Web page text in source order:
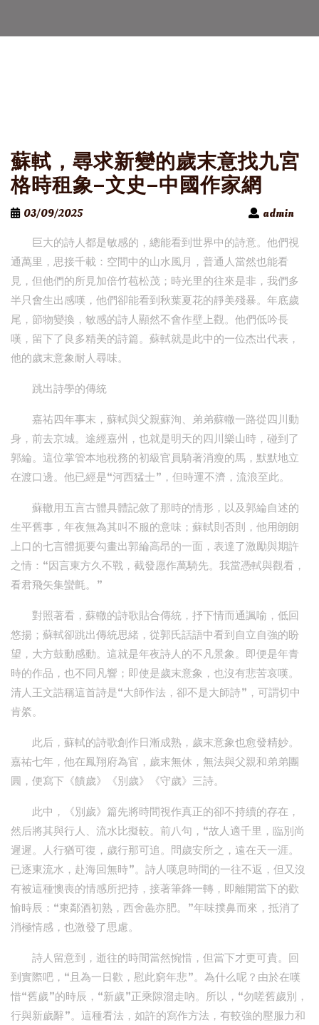
蘇軾，尋求新變的歲末意找九宮
格時租象–文史–中國作家網
03/09/2025
admin
巨大的詩人都是敏感的，總能看到世界中的詩意。他們視
通萬里，思接千載：空間中的山水風月，普通人當然也能看
見，但他們的所見加倍竹苞松茂；時光里的往來是非，我們多
半只會生出感嘆，他們卻能看到秋葉夏花的靜美殘暴。年底歲
尾，節物變換，敏感的詩人顯然不會作壁上觀。他們低吟長
嘆，留下了良多精美的詩篇。蘇軾就是此中的一位杰出代表，
他的歲末意象耐人尋味。
跳出詩學的傳統
嘉祐四年事末，蘇軾與父親蘇洵、弟弟蘇轍一路從四川動
身，前去京城。途經嘉州，也就是明天的四川樂山時，碰到了
郭綸。這位掌管本地稅務的初級官員騎著消瘦的馬，默默地立
在渡口邊。他已經是“河西猛士”，但時運不濟，流浪至此。
蘇轍用五言古體具體記敘了那時的情形，以及郭綸自述的
生平舊事，年夜無為其叫不服的意味；蘇軾則否則，他用朗朗
上口的七言體扼要勾畫出郭綸高昂的一面，表達了激勵與期許
之情：“因言東方久不戰，截發愿作萬騎先。我當憑軾與觀看，
看君飛矢集蠻氈。”
對照著看，蘇轍的詩歌貼合傳統，抒下情而通諷喻，低回
悠揚；蘇軾卻跳出傳統思緒，從郭氏話語中看到自立自強的盼
望，大方鼓動感動。這就是年夜詩人的不凡景象。即便是年青
時的作品，也不同凡響；即使是歲末意象，也沒有悲苦哀嘆。
清人王文誥稱這首詩是“大師作法，卻不是大師詩”，可謂切中
肯綮。
此后，蘇軾的詩歌創作日漸成熟，歲末意象也愈發精妙。
嘉祐七年，他在鳳翔府為官，歲末無休，無法與父親和弟弟團
圓，便寫下《饋歲》《別歲》《守歲》三詩。
此中，《別歲》篇先將時間視作真正的卻不持續的存在，
然后將其與行人、流水比擬較。前八句，“故人適千里，臨別尚
遲遲。人行猶可復，歲行那可追。問歲安所之，遠在天一涯。
已逐東流水，赴海回無時”。詩人嘆息時間的一往不返，但又沒
有被這種懊喪的情感所把持，接著筆鋒一轉，即離開當下的歡
愉時辰：“東鄰酒初熟，西舍彘亦肥。”年味撲鼻而來，抵消了
消極情感，也激發了思慮。
詩人留意到，逝往的時間當然惋惜，但當下才更可貴。回
到實際吧，“且為一日歡，慰此窮年悲”。為什么呢？由於在嘆
惜“舊歲”的時辰，“新歲”正乘隙溜走吶。所以，“勿嗟舊歲別，
行與新歲辭”。這種看法，如許的寫作方法，有較強的壓服力和